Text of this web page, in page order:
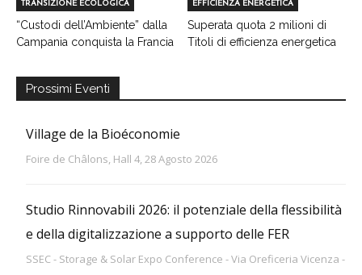
TRANSIZIONE ECOLOGICA
“Custodi dell’Ambiente” dalla
Campania conquista la Francia
EFFICIENZA ENERGETICA
Superata quota 2 milioni di
Titoli di efficienza energetica
Prossimi Eventi
Village de la Bioéconomie
Foire de Châlons, Hall 4, 28 Agosto 2026
Studio Rinnovabili 2026: il potenziale della flessibilità
e della digitalizzazione a supporto delle FER
SSEC - Storage & Solar Expo Conference - Via Oreficeria Vicenza -